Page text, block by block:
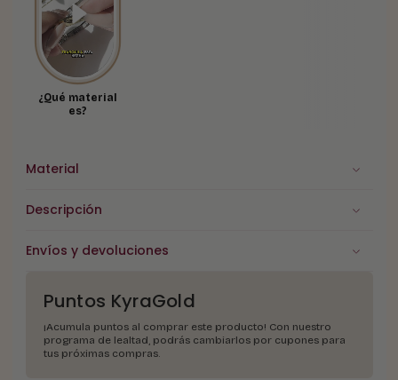
¿Qué material
es?
Material
Descripción
Envíos y devoluciones
Puntos KyraGold
¡Acumula puntos al comprar este producto! Con nuestro
programa de lealtad, podrás cambiarlos por cupones para
tus próximas compras.